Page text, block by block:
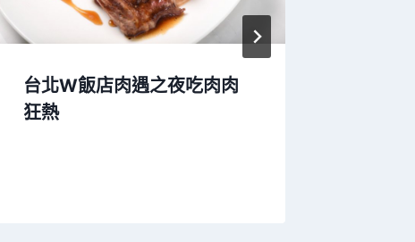
台北W飯店肉遇之夜吃肉肉
狂熱